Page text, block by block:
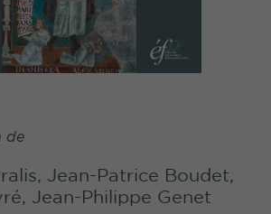
de
Jean-Patrice Boudet,
Jean-Philippe Genet